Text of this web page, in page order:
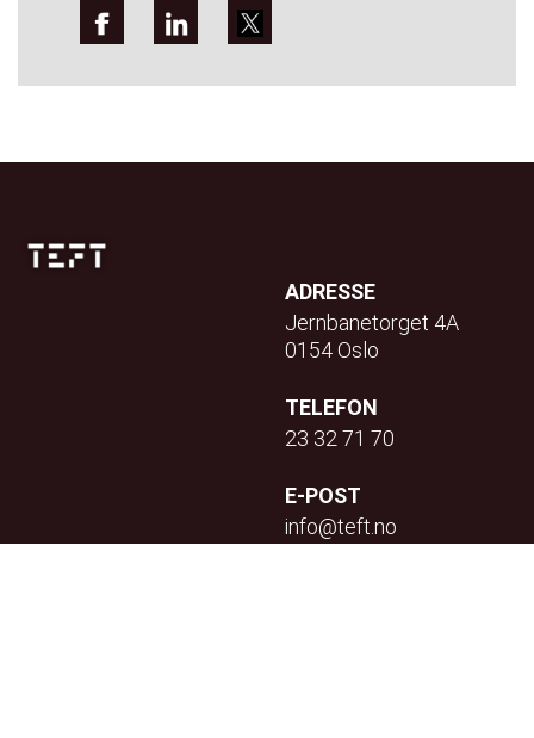
ADRESSE
Jernbanetorget 4A
0154 Oslo
TELEFON
23 32 71 70
E-POST
info@teft.no